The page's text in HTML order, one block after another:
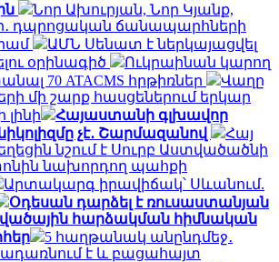
Նոր Ախուրյան, Նոր Կյանք,
դպրոցական ճանապարհների
ԱՄՆ Սենատ է ներկայացվել
օրինագիծ
Ուկրաինան կարող
70 ATACMS հրթիռներ
Վաղը
մի շարք հասցեներում երկար
լինի
Հայաստանի գլխավոր
չէ․ Շարմազանով
Հայ
նշում է Սուրբ Աստվածածնի
նախորդող պահքի
Արտակարգ իրավիճակ՝ Սևանում.
Օդեսան դարձել է ռուսաստանյան
հարձակման հիմնական
5 հաղթանակ անընդմեջ․
է և բացահայտ